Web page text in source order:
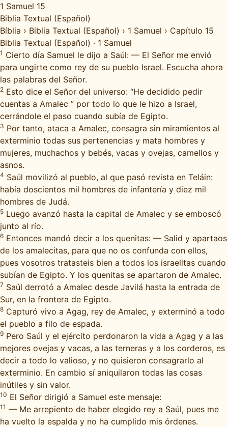
1 Samuel 15
Biblia Textual (Español)
Bíblia › Biblia Textual (Español) › 1 Samuel › Capítulo 15
Biblia Textual (Español) · 1 Samuel
1 Cierto día Samuel le dijo a Saúl: — El Señor me envió
para ungirte como rey de su pueblo Israel. Escucha ahora
las palabras del Señor.
2 Esto dice el Señor del universo: “He decidido pedir
cuentas a Amalec ” por todo lo que le hizo a Israel,
cerrándole el paso cuando subía de Egipto.
3 Por tanto, ataca a Amalec, consagra sin miramientos al
exterminio todas sus pertenencias y mata hombres y
mujeres, muchachos y bebés, vacas y ovejas, camellos y
asnos.
4 Saúl movilizó al pueblo, al que pasó revista en Teláin:
había doscientos mil hombres de infantería y diez mil
hombres de Judá.
5 Luego avanzó hasta la capital de Amalec y se emboscó
junto al río.
6 Entonces mandó decir a los quenitas: — Salid y apartaos
de los amalecitas, para que no os confunda con ellos,
pues vosotros tratasteis bien a todos los israelitas cuando
subían de Egipto. Y los quenitas se apartaron de Amalec.
7 Saúl derrotó a Amalec desde Javilá hasta la entrada de
Sur, en la frontera de Egipto.
8 Capturó vivo a Agag, rey de Amalec, y exterminó a todo
el pueblo a filo de espada.
9 Pero Saúl y el ejército perdonaron la vida a Agag y a las
mejores ovejas y vacas, a las terneras y a los corderos, es
decir a todo lo valioso, y no quisieron consagrarlo al
exterminio. En cambio sí aniquilaron todas las cosas
inútiles y sin valor.
10 El Señor dirigió a Samuel este mensaje:
11 — Me arrepiento de haber elegido rey a Saúl, pues me
ha vuelto la espalda y no ha cumplido mis órdenes.